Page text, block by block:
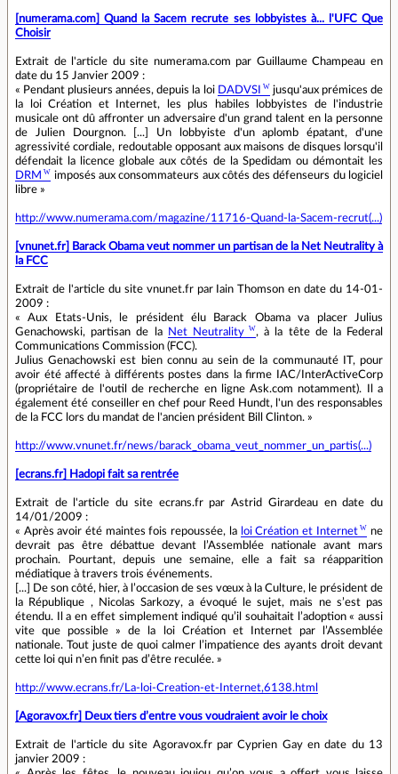
[numerama.com] Quand la Sacem recrute ses lobbyistes à... l'UFC Que
Choisir
Extrait de l'article du site numerama.com par Guillaume Champeau en
date du 15 Janvier 2009 :
« Pendant plusieurs années, depuis la loi DADVSI
jusqu'aux prémices de
la loi Création et Internet, les plus habiles lobbyistes de l'industrie
musicale ont dû affronter un adversaire d'un grand talent en la personne
de Julien Dourgnon. [...] Un lobbyiste d'un aplomb épatant, d'une
agressivité cordiale, redoutable opposant aux maisons de disques lorsqu'il
défendait la licence globale aux côtés de la Spedidam ou démontait les
DRM
imposés aux consommateurs aux côtés des défenseurs du logiciel
libre »
http://www.numerama.com/magazine/11716-Quand-la-Sacem-recrut(...)
[vnunet.fr] Barack Obama veut nommer un partisan de la Net Neutrality à
la FCC
Extrait de l'article du site vnunet.fr par Iain Thomson en date du 14-01-
2009 :
« Aux Etats-Unis, le président élu Barack Obama va placer Julius
Genachowski, partisan de la
Net Neutrality
, à la tête de la Federal
Communications Commission (FCC).
Julius Genachowski est bien connu au sein de la communauté IT, pour
avoir été affecté à différents postes dans la firme IAC/InterActiveCorp
(propriétaire de l'outil de recherche en ligne Ask.com notamment). Il a
également été conseiller en chef pour Reed Hundt, l'un des responsables
de la FCC lors du mandat de l'ancien président Bill Clinton. »
http://www.vnunet.fr/news/barack_obama_veut_nommer_un_partis(...)
[ecrans.fr] Hadopi fait sa rentrée
Extrait de l'article du site ecrans.fr par Astrid Girardeau en date du
14/01/2009 :
« Après avoir été maintes fois repoussée, la loi Création et Internet
ne
devrait pas être débattue devant l’Assemblée nationale avant mars
prochain. Pourtant, depuis une semaine, elle a fait sa réapparition
médiatique à travers trois événements.
[...] De son côté, hier, à l’occasion de ses vœux à la Culture, le président de
la République , Nicolas Sarkozy, a évoqué le sujet, mais ne s’est pas
étendu. Il a en effet simplement indiqué qu’il souhaitait l’adoption « aussi
vite que possible » de la loi Création et Internet par l’Assemblée
nationale. Tout juste de quoi calmer l’impatience des ayants droit devant
cette loi qui n’en finit pas d’être reculée. »
http://www.ecrans.fr/La-loi-Creation-et-Internet,6138.html
[Agoravox.fr] Deux tiers d’entre vous voudraient avoir le choix
Extrait de l'article du site Agoravox.fr par Cyprien Gay en date du 13
janvier 2009 :